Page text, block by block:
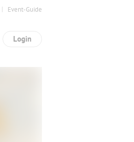
Event-Guide
Login